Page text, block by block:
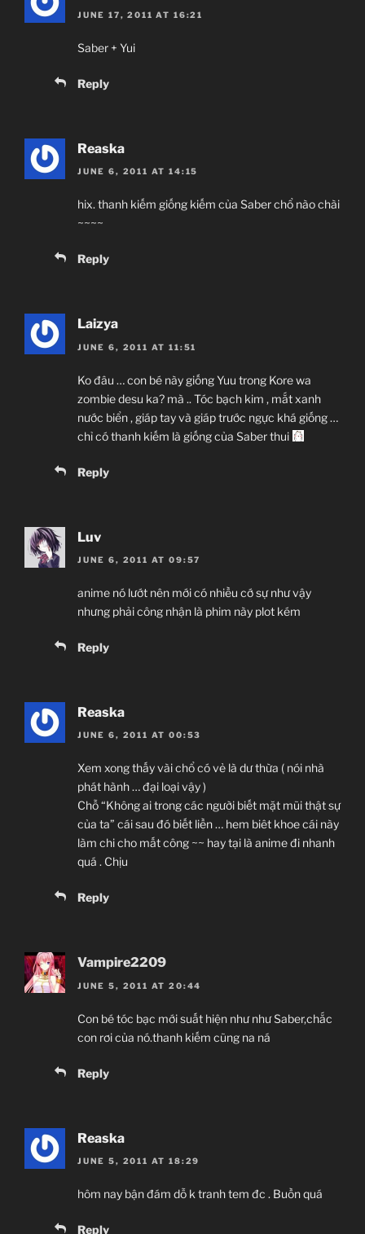
JUNE 17, 2011 AT 16:21
Saber + Yui
Reply
Reaska
JUNE 6, 2011 AT 14:15
hix. thanh kiếm giống kiếm của Saber chổ nào chài
~~~~
Reply
Laizya
JUNE 6, 2011 AT 11:51
Ko đâu … con bé này giống Yuu trong Kore wa
zombie desu ka? mà .. Tóc bạch kim , mắt xanh
nước biển , giáp tay và giáp trước ngực khá giống …
chỉ có thanh kiếm là giống của Saber thui
Reply
Luv
JUNE 6, 2011 AT 09:57
anime nó lướt nên mới có nhiều cớ sự như vậy
nhưng phải công nhận là phim này plot kém
Reply
Reaska
JUNE 6, 2011 AT 00:53
Xem xong thấy vài chổ có vẻ là dư thừa ( nói nhà
phát hành … đại loại vậy )
Chỗ “Không ai trong các người biết mặt mũi thật sự
của ta” cái sau đó biết liền … hem biêt khoe cái này
làm chi cho mất công ~~ hay tại là anime đi nhanh
quá . Chịu
Reply
Vampire2209
JUNE 5, 2011 AT 20:44
Con bé tóc bạc mới suất hiện như như Saber,chắc
con rơi của nó.thanh kiếm cũng na ná
Reply
Reaska
JUNE 5, 2011 AT 18:29
hôm nay bận đám dỗ k tranh tem đc . Buồn quá
Reply